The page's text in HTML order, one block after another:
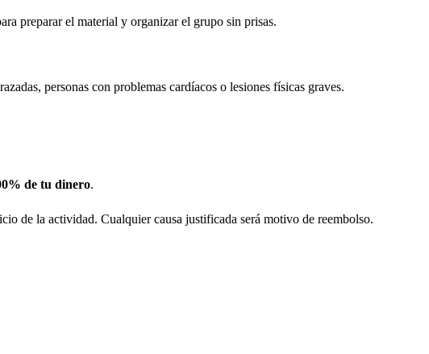
preparar el material y organizar el grupo sin prisas.
personas con problemas cardíacos o lesiones físicas graves.
de tu dinero.
de la actividad. Cualquier causa justificada será motivo de reembolso.